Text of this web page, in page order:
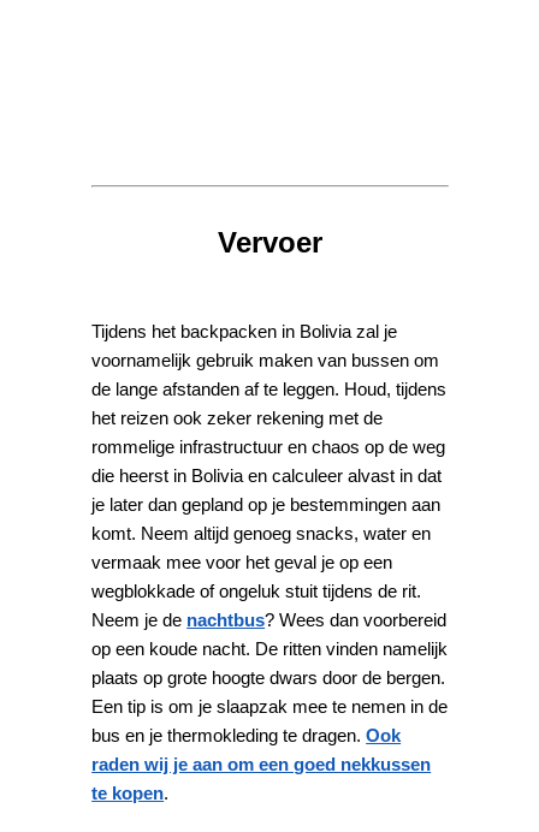
Vervoer
Tijdens het backpacken in Bolivia zal je
voornamelijk gebruik maken van bussen om
de lange afstanden af te leggen. Houd, tijdens
het reizen ook zeker rekening met de
rommelige infrastructuur en chaos op de weg
die heerst in Bolivia en calculeer alvast in dat
je later dan gepland op je bestemmingen aan
komt. Neem altijd genoeg snacks, water en
vermaak mee voor het geval je op een
wegblokkade of ongeluk stuit tijdens de rit.
Neem je de nachtbus? Wees dan voorbereid
op een koude nacht. De ritten vinden namelijk
plaats op grote hoogte dwars door de bergen.
Een tip is om je slaapzak mee te nemen in de
bus en je thermokleding te dragen.Ook
raden wij je aan om een goed nekkussen
te kopen.